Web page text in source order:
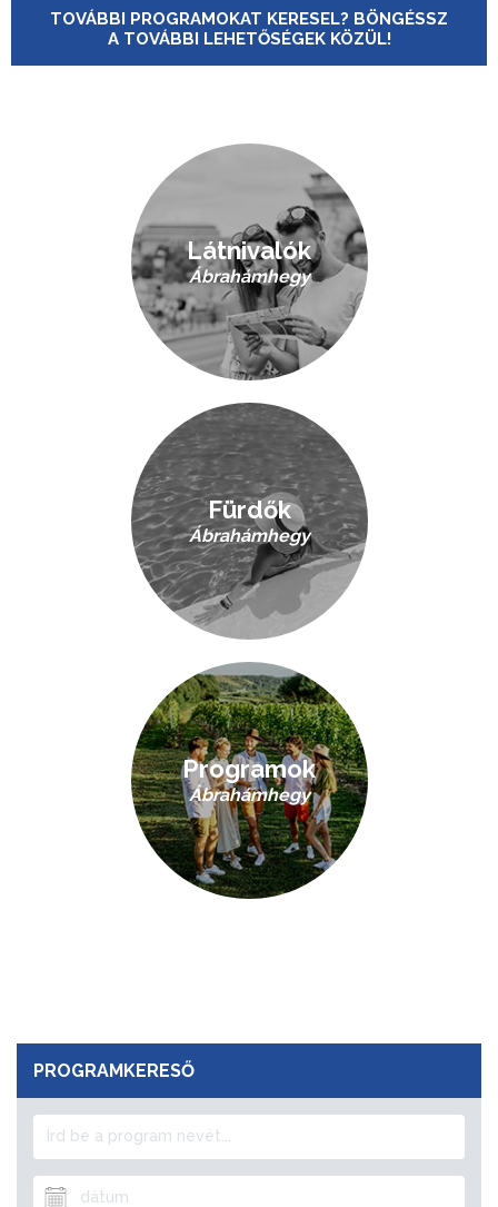
TOVÁBBI PROGRAMOKAT KERESEL? BÖNGÉSSZ
A TOVÁBBI LEHETŐSÉGEK KÖZÜL!
Látnivalók
Ábrahámhegy
Fürdők
Ábrahámhegy
Programok
Ábrahámhegy
PROGRAMKERESŐ